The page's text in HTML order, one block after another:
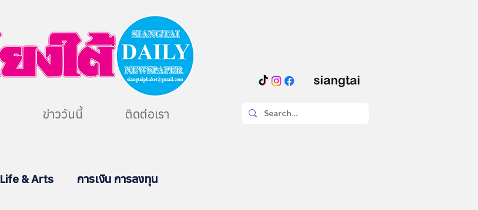
ข่าววันนี้ ติดต่อเรา
Life & Arts การเงิน การลงทุน